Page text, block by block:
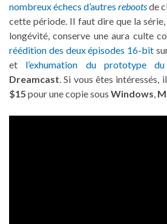
nombreux échecs d’autres rebootsde
cette période. Il faut dire que la
longévité, conserve une aura culte
réédition des deux épisodes 16-bit
et l’exhumation du prototype
Dreamcast. Si vous êtes intéressés,
$15 pour une copie sous Windows,